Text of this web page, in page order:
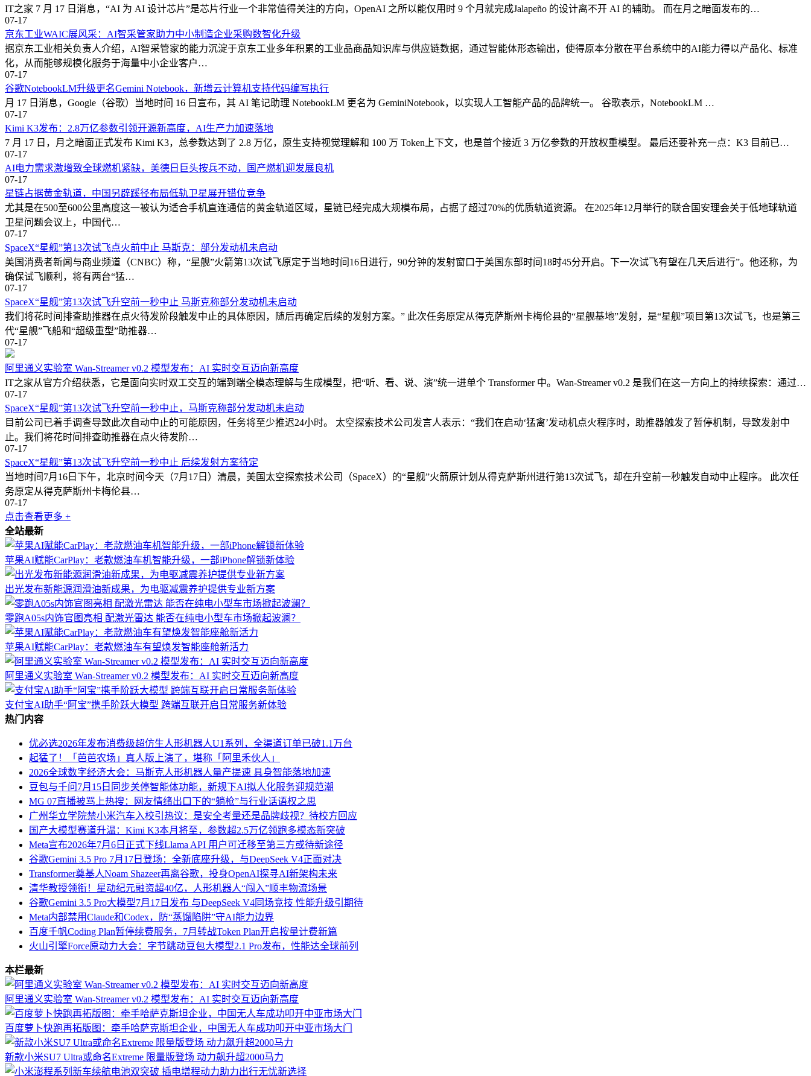
IT之家 7 月 17 日消息，“AI 为 AI 设计芯片”是芯片行业一个非常值得关注的方向，OpenAI 之所以能仅用时 9 个月就完成Jalapeño 的设计离不开 AI 的辅助。 而在月之暗面发布的…
07-17
京东工业WAIC展风采：AI智采管家助力中小制造企业采购数智化升级
据京东工业相关负责人介绍，AI智采管家的能力沉淀于京东工业多年积累的工业品商品知识库与供应链数据，通过智能体形态输出，使得原本分散在平台系统中的AI能力得以产品化、标准
化，从而能够规模化服务于海量中小企业客户…
07-17
谷歌NotebookLM升级更名Gemini Notebook，新增云计算机支持代码编写执行
月 17 日消息，Google（谷歌）当地时间 16 日宣布，其 AI 笔记助理 NotebookLM 更名为 GeminiNotebook，以实现人工智能产品的品牌统一。 谷歌表示，NotebookLM …
07-17
Kimi K3发布：2.8万亿参数引领开源新高度，AI生产力加速落地
7 月 17 日，月之暗面正式发布 Kimi K3，总参数达到了 2.8 万亿，原生支持视觉理解和 100 万 Token上下文，也是首个接近 3 万亿参数的开放权重模型。 最后还要补充一点：K3 目前已…
07-17
AI电力需求激增致全球燃机紧缺，美德日巨头按兵不动，国产燃机迎发展良机
07-17
星链占据黄金轨道，中国另辟蹊径布局低轨卫星展开错位竞争
尤其是在500至600公里高度这一被认为适合手机直连通信的黄金轨道区域，星链已经完成大规模布局，占据了超过70%的优质轨道资源。 在2025年12月举行的联合国安理会关于低地球轨道
卫星问题会议上，中国代…
07-17
SpaceX“星舰”第13次试飞点火前中止 马斯克：部分发动机未启动
美国消费者新闻与商业频道（CNBC）称，“星舰”火箭第13次试飞原定于当地时间16日进行，90分钟的发射窗口于美国东部时间18时45分开启。下一次试飞有望在几天后进行”。他还称，为
确保试飞顺利，将有两台“猛…
07-17
SpaceX“星舰”第13次试飞升空前一秒中止 马斯克称部分发动机未启动
我们将花时间排查助推器在点火待发阶段触发中止的具体原因，随后再确定后续的发射方案。” 此次任务原定从得克萨斯州卡梅伦县的“星舰基地”发射，是“星舰”项目第13次试飞，也是第三
代“星舰”飞船和“超级重型”助推器…
07-17
阿里通义实验室 Wan-Streamer v0.2 模型发布：AI 实时交互迈向新高度
IT之家从官方介绍获悉，它是面向实时双工交互的端到端全模态理解与生成模型，把“听、看、说、演”统一进单个 Transformer 中。Wan-Streamer v0.2 是我们在这一方向上的持续探索：通过…
07-17
SpaceX“星舰”第13次试飞升空前一秒中止，马斯克称部分发动机未启动
目前公司已着手调查导致此次自动中止的可能原因，任务将至少推迟24小时。 太空探索技术公司发言人表示：“我们在启动‘猛禽’发动机点火程序时，助推器触发了暂停机制，导致发射中
止。我们将花时间排查助推器在点火待发阶…
07-17
SpaceX“星舰”第13次试飞升空前一秒中止 后续发射方案待定
当地时间7月16日下午，北京时间今天（7月17日）清晨，美国太空探索技术公司（SpaceX）的“星舰”火箭原计划从得克萨斯州进行第13次试飞，却在升空前一秒触发自动中止程序。 此次任
务原定从得克萨斯州卡梅伦县…
07-17
点击查看更多 +
全站最新
苹果AI赋能CarPlay：老款燃油车机智能升级，一部iPhone解锁新体验
出光发布新能源润滑油新成果，为电驱减震养护提供专业新方案
零跑A05s内饰官图亮相 配激光雷达 能否在纯电小型车市场掀起波澜？
苹果AI赋能CarPlay：老款燃油车有望焕发智能座舱新活力
阿里通义实验室 Wan-Streamer v0.2 模型发布：AI 实时交互迈向新高度
支付宝AI助手“阿宝”携手阶跃大模型 跨端互联开启日常服务新体验
热门内容
优必选2026年发布消费级超仿生人形机器人U1系列，全渠道订单已破1.1万台
起猛了！「芭芭农场」真人版上演了，堪称「阿里禾伙人」
2026全球数字经济大会：马斯克人形机器人量产提速 具身智能落地加速
豆包与千问7月15日同步关停智能体功能，新规下AI拟人化服务迎规范潮
MG 07直播被骂上热搜：网友情绪出口下的“躺枪”与行业话语权之思
广州华立学院禁小米汽车入校引热议：是安全考量还是品牌歧视？待校方回应
国产大模型赛道升温：Kimi K3本月将至，参数超2.5万亿领跑多模态新突破
Meta宣布2026年7月6日正式下线Llama API 用户可迁移至第三方或待新途径
谷歌Gemini 3.5 Pro 7月17日登场：全新底座升级，与DeepSeek V4正面对决
Transformer奠基人Noam Shazeer再离谷歌，投身OpenAI探寻AI新架构未来
清华教授领衔！星动纪元融资超40亿，人形机器人“闯入”顺丰物流场景
谷歌Gemini 3.5 Pro大模型7月17日发布 与DeepSeek V4同场竞技 性能升级引期待
Meta内部禁用Claude和Codex，防“蒸馏陷阱”守AI能力边界
百度千帆Coding Plan暂停续费服务，7月转战Token Plan开启按量计费新篇
火山引擎Force原动力大会：字节跳动豆包大模型2.1 Pro发布，性能达全球前列
本栏最新
阿里通义实验室 Wan-Streamer v0.2 模型发布：AI 实时交互迈向新高度
百度萝卜快跑再拓版图：牵手哈萨克斯坦企业，中国无人车成功叩开中亚市场大门
新款小米SU7 Ultra或命名Extreme 限量版登场 动力飙升超2000马力